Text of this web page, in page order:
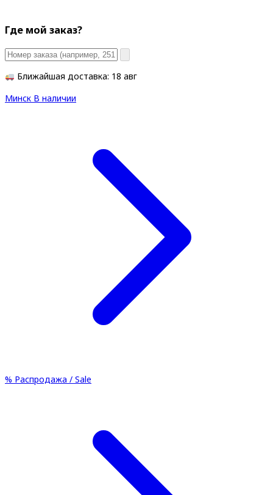
Где мой заказ?
Ближайшая доставка: 18 авг
Минск В наличии
% Распродажа / Sale